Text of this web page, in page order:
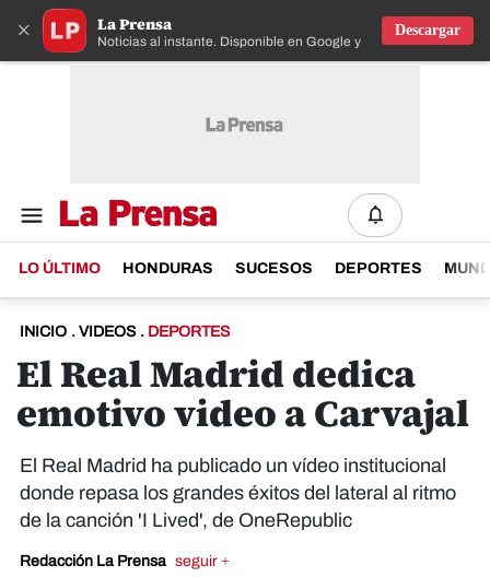
× La Prensa
Noticias al instante. Disponible en Google y IOS
Descargar
LO ÚLTIMO HONDURAS SUCESOS DEPORTES
INICIO . VIDEOS . DEPORTES
El Real Madrid dedica
emotivo video a Carvajal
El Real Madrid ha publicado un vídeo institucional
donde repasa los grandes éxitos del lateral al ritmo
de la canción 'I Lived', de OneRepublic
Redacción La Prensa seguir +